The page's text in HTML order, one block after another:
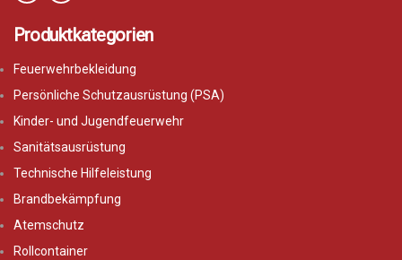
Produktkategorien
Feuerwehrbekleidung
Persönliche Schutzausrüstung (PSA)
Kinder- und Jugendfeuerwehr
Sanitätsausrüstung
Technische Hilfeleistung
Brandbekämpfung
Atemschutz
Rollcontainer